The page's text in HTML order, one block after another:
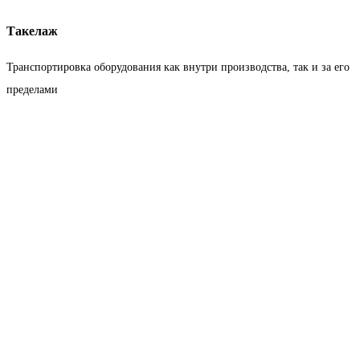
Такелаж
Транспортировка оборудования как внутри производства, так и за его
пределами